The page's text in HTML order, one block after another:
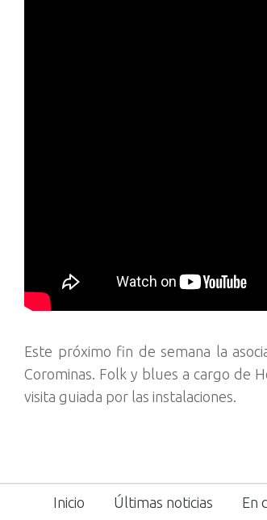
Este próximo fin de semana la
Corominas. Folk y blues a cargo de
visita guiada por las instalaciones.
Inicio Últimas noticias En